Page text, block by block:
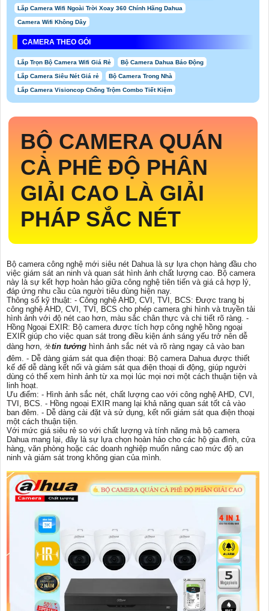
Lắp Camera Wifi Ngoài Trời Xoay 360 Chính Hãng Dahua
Camera Wifi Không Dây
CAMERA THEO GÓI
Lắp Trọn Bộ Camera Wifi Giá Rẻ Bộ Camera Dahua Báo Động
Lắp Camera Siêu Nét Giá rẻ Bộ Camera Trong Nhà
Lắp Camera Visioncop Chống Trộm Combo Tiết Kiệm
BỘ CAMERA QUÁN
CÀ PHÊ ĐỘ PHÂN
GIẢI CAO LÀ GIẢI
PHÁP SẮC NÉT
Bộ camera công nghệ mới siêu nét Dahua là sự lựa chọn hàng đầu cho
việc giám sát an ninh và quan sát hình ảnh chất lượng cao. Bộ camera
này là sự kết hợp hoàn hảo giữa công nghệ tiên tiến và giá cả hợp lý,
đáp ứng nhu cầu của người tiêu dùng hiện nay.
Thông số kỹ thuật: - Công nghệ AHD, CVI, TVI, BCS: Được trang bị
công nghệ AHD, CVI, TVI, BCS cho phép camera ghi hình và truyền tải
hình ảnh với độ nét cao hơn, màu sắc chân thực và chi tiết rõ ràng. -
Hồng Ngoại EXIR: Bộ camera được tích hợp công nghệ hồng ngoại
EXIR giúp cho việc quan sát trong điều kiện ánh sáng yếu trở nên dễ
dàng hơn, ☣️tin tưởng hình ảnh sắc nét và rõ ràng ngay cả vào ban
đêm. - Dễ dàng giám sát qua điện thoại: Bộ camera Dahua được thiết
kế để dễ dàng kết nối và giám sát qua điện thoại di động, giúp người
dùng có thể xem hình ảnh từ xa mọi lúc mọi nơi một cách thuận tiện và
linh hoạt.
Ưu điểm: - Hình ảnh sắc nét, chất lượng cao với công nghệ AHD, CVI,
TVI, BCS. - Hồng ngoại EXIR mang lại khả năng quan sát tốt cả vào
ban đêm. - Dễ dàng cài đặt và sử dụng, kết nối giám sát qua điện thoại
một cách thuận tiện.
Với mức giá siêu rẻ so với chất lượng và tính năng mà bộ camera
Dahua mang lại, đây là sự lựa chọn hoàn hảo cho các hộ gia đình, cửa
hàng, văn phòng hoặc các doanh nghiệp muốn nâng cao mức độ an
ninh và giám sát trong không gian của mình.